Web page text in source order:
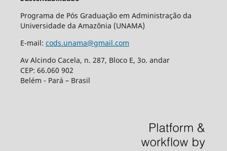
Programa de Pós Graduação em Administração da
Universidade da Amazônia (UNAMA)
E-mail: cods.unama@gmail.com
Av Alcindo Cacela, n. 287, Bloco E, 3o. andar
CEP: 66.060 902
Belém - Pará – Brasil